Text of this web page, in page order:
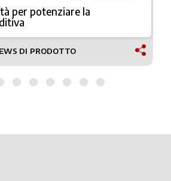
per potenziare la
DI PRODOTTO